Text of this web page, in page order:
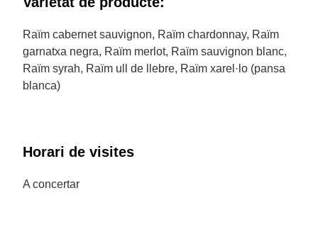
Raïm cabernet sauvignon, Raïm chardonnay, Raïm
garnatxa negra, Raïm merlot, Raïm sauvignon blanc,
Raïm syrah, Raïm ull de llebre, Raïm xarel·lo (pansa
blanca)
Horari de visites
A concertar